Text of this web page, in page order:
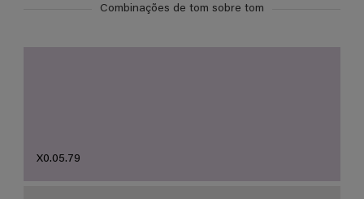
Combinações de tom sobre tom
X0.05.79